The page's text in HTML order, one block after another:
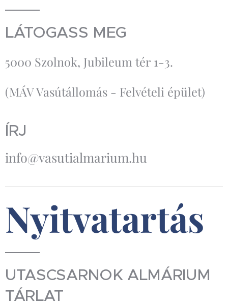
LÁTOGASS MEG
5000 Szolnok, Jubileum tér 1-3.
(MÁV Vasútállomás - Felvételi épület)
ÍRJ
info@vasutialmarium.hu
Nyitvatartás
UTASCSARNOK ALMÁRIUM
TÁRLAT